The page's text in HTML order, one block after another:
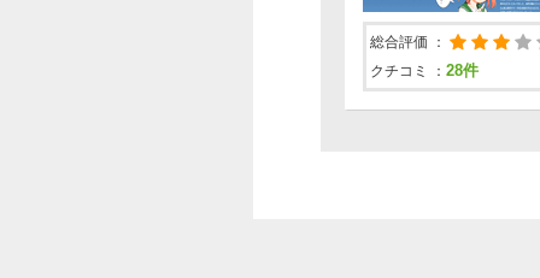
【スマートオプション】
【スマートオプション】
総合評価 ：
クチコミ ： 28件